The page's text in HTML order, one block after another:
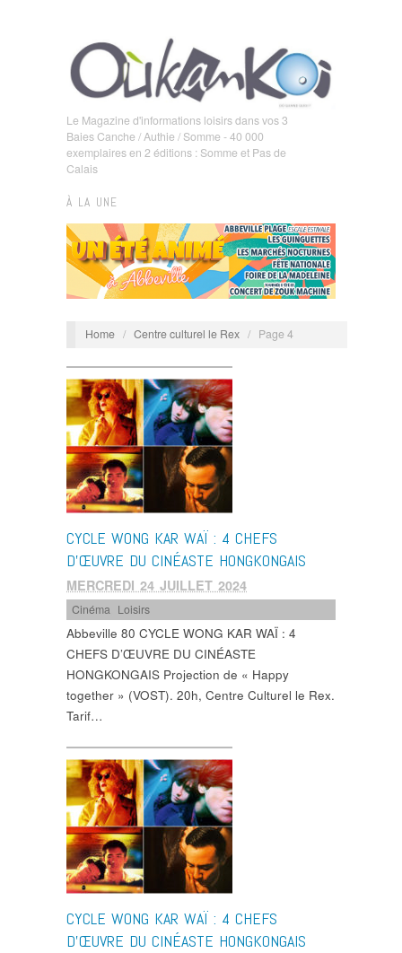
Le Magazine d'informations loisirs dans vos 3
Baies Canche / Authie / Somme - 40 000
exemplaires en 2 éditions : Somme et Pas de
Calais
À LA UNE
Home / Centre culturel le Rex / Page 4
CYCLE WONG KAR WAÏ : 4 CHEFS
D’ŒUVRE DU CINÉASTE HONGKONGAIS
MERCREDI 24 JUILLET 2024
Cinéma Loisirs
Abbeville 80 CYCLE WONG KAR WAÏ : 4
CHEFS D’ŒUVRE DU CINÉASTE
HONGKONGAIS Projection de « Happy
together » (VOST). 20h, Centre Culturel le Rex.
Tarif…
CYCLE WONG KAR WAÏ : 4 CHEFS
D’ŒUVRE DU CINÉASTE HONGKONGAIS